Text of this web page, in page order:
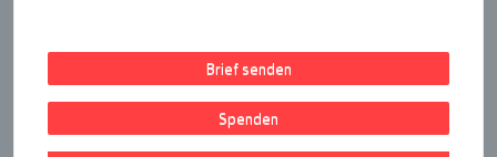
Brief senden
Spenden